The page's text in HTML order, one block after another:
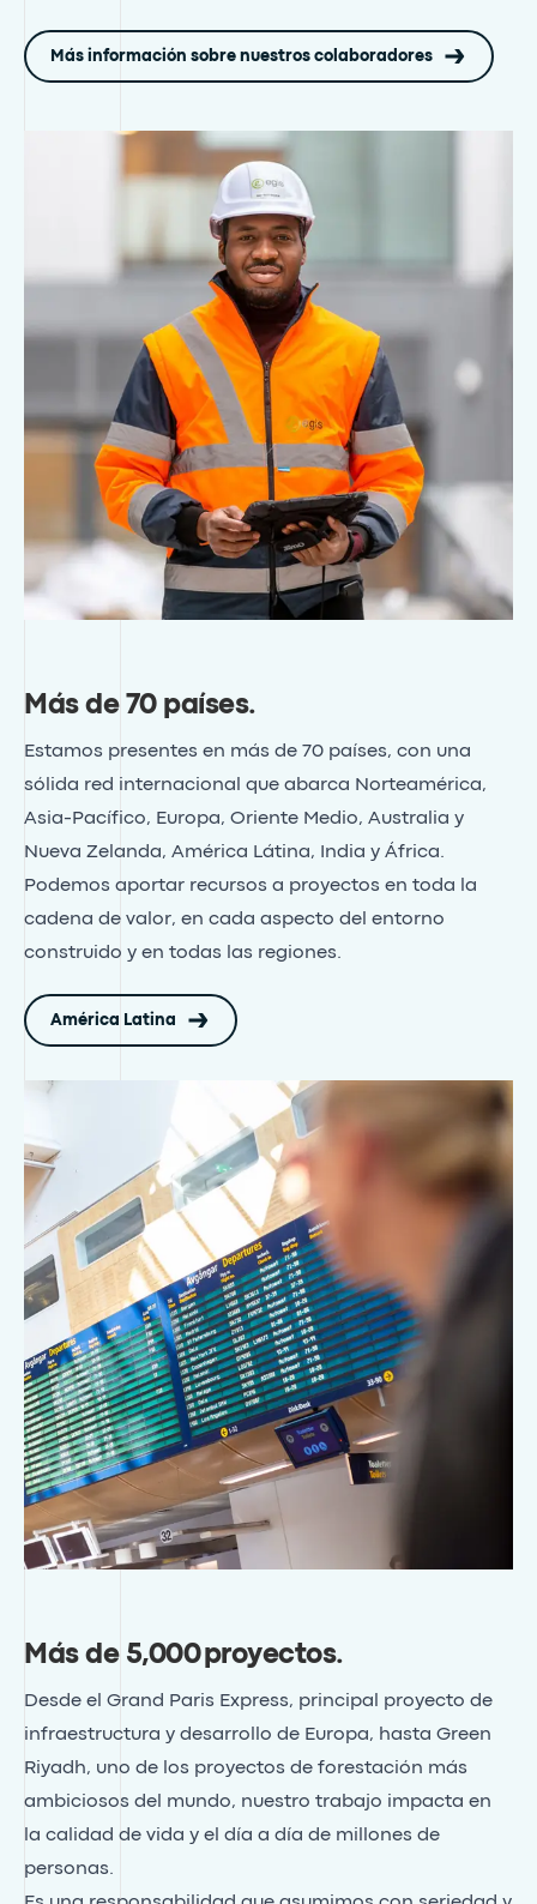
Más información sobre nuestros colaboradores
Más de 70 países.
Estamos presentes en más de 70 países, con una
sólida red internacional que abarca Norteamérica,
Asia-Pacífico, Europa, Oriente Medio, Australia y
Nueva Zelanda, América Látina, India y África.
Podemos aportar recursos a proyectos en toda la
cadena de valor, en cada aspecto del entorno
construido y en todas las regiones.
América Latina
Más de 5,000 proyectos.
Desde el Grand Paris Express, principal proyecto de
infraestructura y desarrollo de Europa, hasta Green
Riyadh, uno de los proyectos de forestación más
ambiciosos del mundo, nuestro trabajo impacta en
la calidad de vida y el día a día de millones de
personas.